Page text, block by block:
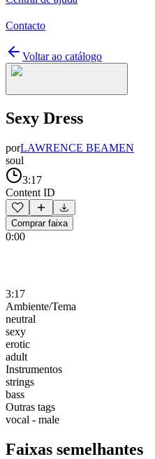
Contacto
Voltar ao catálogo
Sexy Dress
porLAWRENCE BEAMEN
soul
3:17
Content ID
Comprar faixa
0:00
3:17
Ambiente/Tema
neutral
sexy
erotic
adult
Instrumentos
strings
bass
Outras tags
vocal - male
Faixas semelhantes